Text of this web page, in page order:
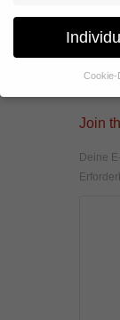
Join
Deine
Cookie-
Wenn Sie unter
Wir verwenden